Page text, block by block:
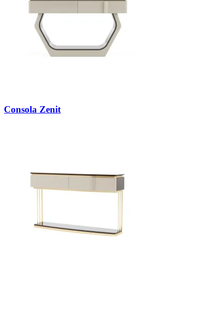
Consola Zenit